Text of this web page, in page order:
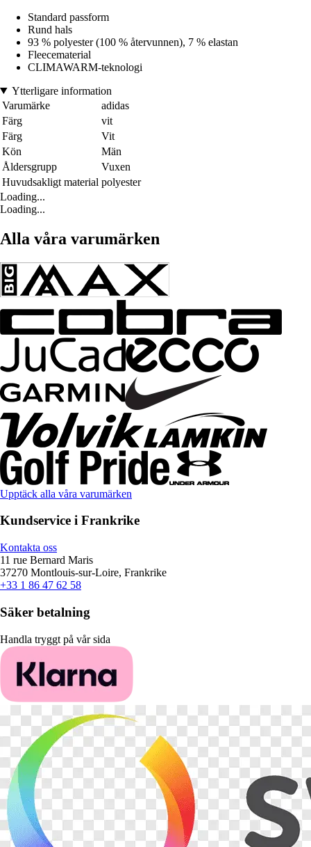
Standard passform
Rund hals
93 % polyester (100 % återvunnen), 7 % elastan
Fleecematerial
CLIMAWARM-teknologi
Ytterligare information
Varumärke
adidas
Färg
vit
Färg
Vit
Kön
Män
Åldersgrupp
Vuxen
Huvudsakligt material polyester
Loading...
Loading...
Alla våra varumärken
Upptäck alla våra varumärken
Kundservice i Frankrike
Kontakta oss
11 rue Bernard Maris
37270 Montlouis-sur-Loire, Frankrike
+33 1 86 47 62 58
Säker betalning
Handla tryggt på vår sida